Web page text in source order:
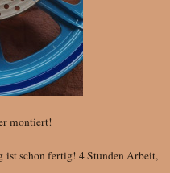
montiert!
ist schon fertig! 4 Stunden Arbeit,